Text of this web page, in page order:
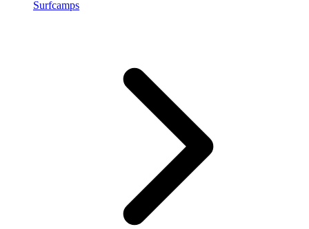
Surfcamps